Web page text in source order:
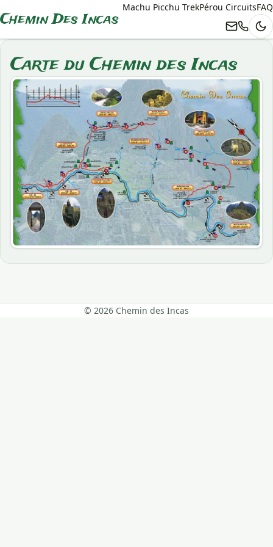
Chemin Des Incas
Machu Picchu TrekPérou CircuitsFAQ
Carte du Chemin des Incas
© 2026 Chemin des Incas